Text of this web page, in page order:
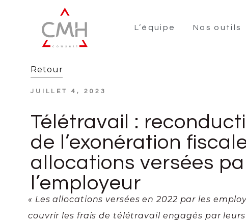
L’équipe Nos outils
Retour
JUILLET 4, 2023
Télétravail :
de l’exonération
allocations versées
l’employeur
« Les allocations versées en 2022 par les
couvrir les frais de télétravail engagés par